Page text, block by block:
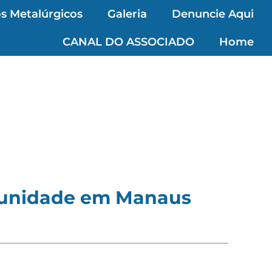
Metalúrgicos Galeria Denuncie Aqui
CANAL DO ASSOCIADO Home
em Manaus